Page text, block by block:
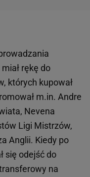
rękę do
których kupował
m.in. Andre
Nevena
Ligi Mistrzów,
Anglii. Kiedy po
się odejść do
na